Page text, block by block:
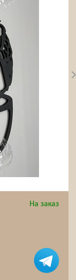
На заказ